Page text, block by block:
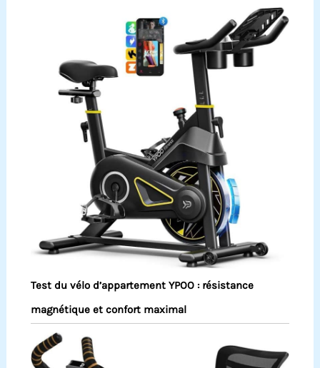
Test du vélo d’appartement YPOO : résistance
magnétique et confort maximal